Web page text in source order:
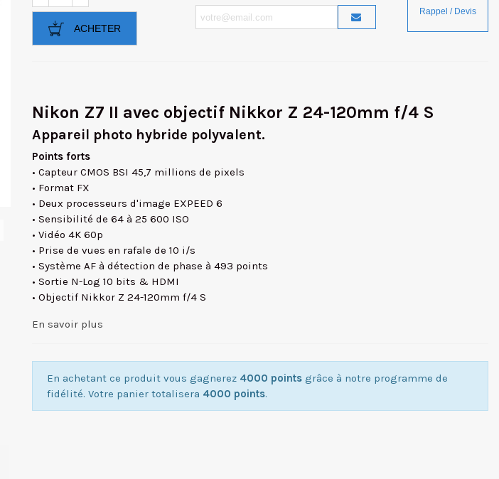
ACHETER
Nikon Z7 II avec objectif Nikkor Z 24-120mm f/4 S
Appareil photo hybride polyvalent.
Points forts
• Capteur CMOS BSI 45,7 millions de pixels
• Format FX
• Deux processeurs d'image EXPEED 6
• Sensibilité de 64 à 25 600 ISO
• Vidéo 4K 60p
• Prise de vues en rafale de 10 i/s
• Système AF à détection de phase à 493 points
• Sortie N-Log 10 bits & HDMI
• Objectif Nikkor Z 24-120mm f/4 S
En savoir plus
En achetant ce produit vous gagnerez 4000 points grâce à notre programme de
fidélité. Votre panier totalisera 4000 points.